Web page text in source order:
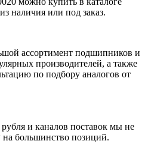
наличия или под заказ.
ассортимент подшипников и
производителей, а также
по подбору аналогов от
и каналов поставок мы не
большинство позиций.